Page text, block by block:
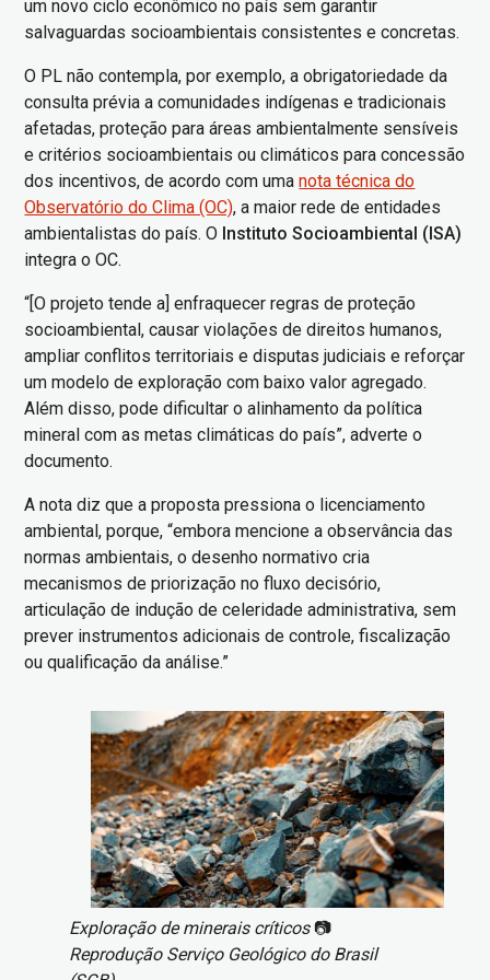
um novo ciclo econômico no país sem garantir
salvaguardas socioambientais consistentes e concretas.
O PL não contempla, por exemplo, a obrigatoriedade da
consulta prévia a comunidades indígenas e tradicionais
afetadas, proteção para áreas ambientalmente sensíveis
e critérios socioambientais ou climáticos para concessão
dos incentivos, de acordo com umanota técnica do
Observatório do Clima (OC), a maior rede de entidades
ambientalistas do país. O Instituto Socioambiental (ISA)
integra o OC.
“[O projeto tende a] enfraquecer regras de proteção
socioambiental, causar violações de direitos humanos,
ampliar conflitos territoriais e disputas judiciais e reforçar
um modelo de exploração com baixo valor agregado.
Além disso, pode dificultar o alinhamento da política
mineral com as metas climáticas do país”, adverte o
documento.
A nota diz que a proposta pressiona o licenciamento
ambiental, porque, “embora mencione a observância das
normas ambientais, o desenho normativo cria
mecanismos de priorização no fluxo decisório,
articulação de indução de celeridade administrativa, sem
prever instrumentos adicionais de controle, fiscalização
ou qualificação da análise.”
Imagem
Exploração de minerais críticos📷
Reprodução Serviço Geológico do Brasil